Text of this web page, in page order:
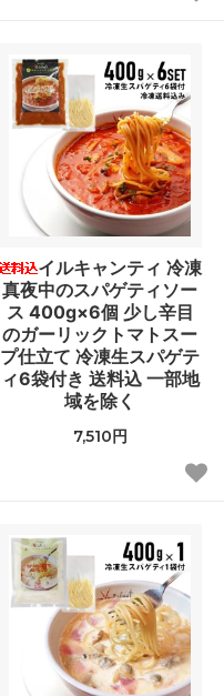
イルキャンティ 冷凍
真夜中のスパゲティソー
ス 400g×6個 少し辛目
のガーリックトマトスー
プ仕立て 冷凍生スパゲテ
ィ6袋付き 送料込 一部地
域を除く
7,510円